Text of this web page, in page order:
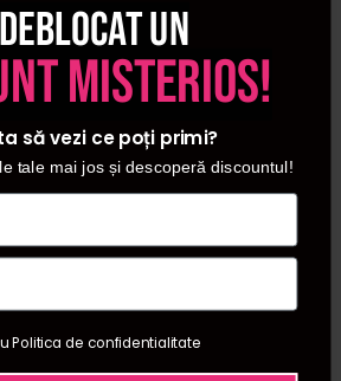
un
misterios!
să vezi ce poți primi?
tale mai jos și descoperă discountul!
Politica de confidentialitate